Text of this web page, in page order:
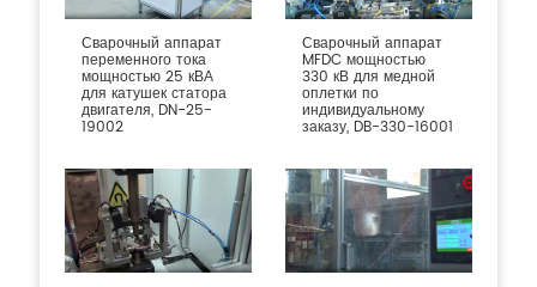
Сварочный аппарат
переменного тока
мощностью 25 кВА
для катушек статора
двигателя, DN-25-
19002
Сварочный аппарат
MFDC мощностью
330 кВ для медной
оплетки по
индивидуальному
заказу, DB-330-16001